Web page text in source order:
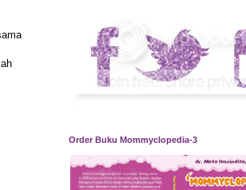
Order Buku Mommyclopedia-3